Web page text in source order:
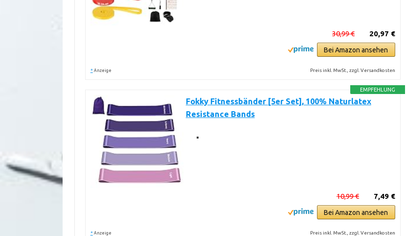
20,97 €
30,99 €
Bei Amazon ansehen
* Anzeige Preis inkl. MwSt., zzgl. Versandkosten
EMPFEHLUNG
Fokky Fitnessbänder [5er Set], 100% Naturlatex
Resistance Bands
7,49 €
10,99 €
Bei Amazon ansehen
* Anzeige Preis inkl. MwSt., zzgl. Versandkosten